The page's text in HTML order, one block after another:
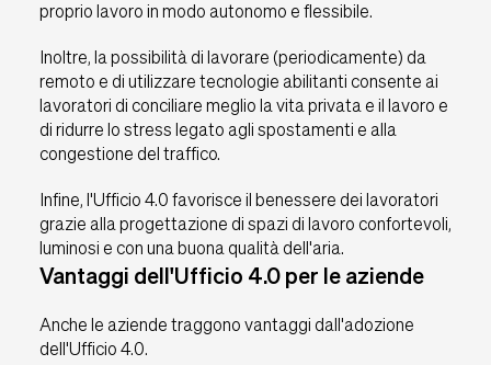
proprio lavoro in modo autonomo e flessibile.
Inoltre, la possibilità di lavorare (periodicamente) da
remoto e di utilizzare tecnologie abilitanti consente ai
lavoratori di conciliare meglio la vita privata e il lavoro e
di ridurre lo stress legato agli spostamenti e alla
congestione del traffico.
Infine, l'Ufficio 4.0 favorisce il benessere dei lavoratori
grazie alla progettazione di spazi di lavoro confortevoli,
luminosi e con una buona qualità dell'aria.
Vantaggi dell'Ufficio 4.0 per le aziende
Anche le aziende traggono vantaggi dall'adozione
dell'Ufficio 4.0.